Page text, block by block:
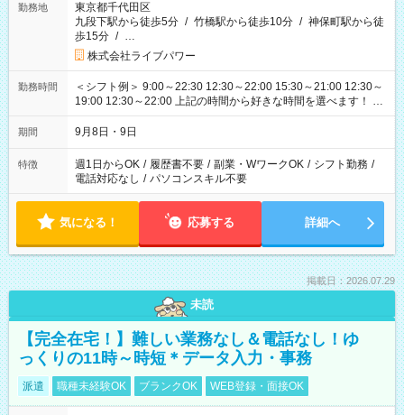
勤務地
東京都千代田区
九段下駅から徒歩5分 / 竹橋駅から徒歩10分 / 神保町駅から徒
歩15分 / …
株式会社ライブパワー
勤務時間
＜シフト例＞ 9:00～22:30 12:30～22:00 15:30～21:00 12:30～
19:00 12:30～22:00 上記の時間から好きな時間を選べます！ ※
時間は変更となる可能性があります
期間 9月8日・9日
特徴 週1日からOK / 履歴書不要 / 副業・WワークOK / シフト勤務 /
電話対応なし / パソコンスキル不要
気になる！ 応募する 詳細へ
掲載日：2026.07.29
未読
【完全在宅！】難しい業務なし＆電話なし！ゆ
っくりの11時～時短＊データ入力・事務
派遣 職種未経験OK ブランクOK WEB登録・面接OK